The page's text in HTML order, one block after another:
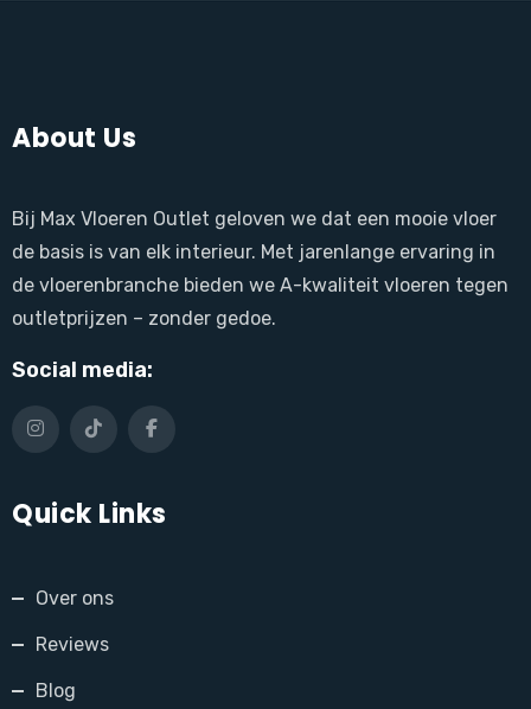
About Us
Bij Max Vloeren Outlet geloven we dat een mooie vloer
de basis is van elk interieur. Met jarenlange ervaring in
de vloerenbranche bieden we A-kwaliteit vloeren tegen
outletprijzen – zonder gedoe.
Social media:
Quick Links
Over ons
Reviews
Blog